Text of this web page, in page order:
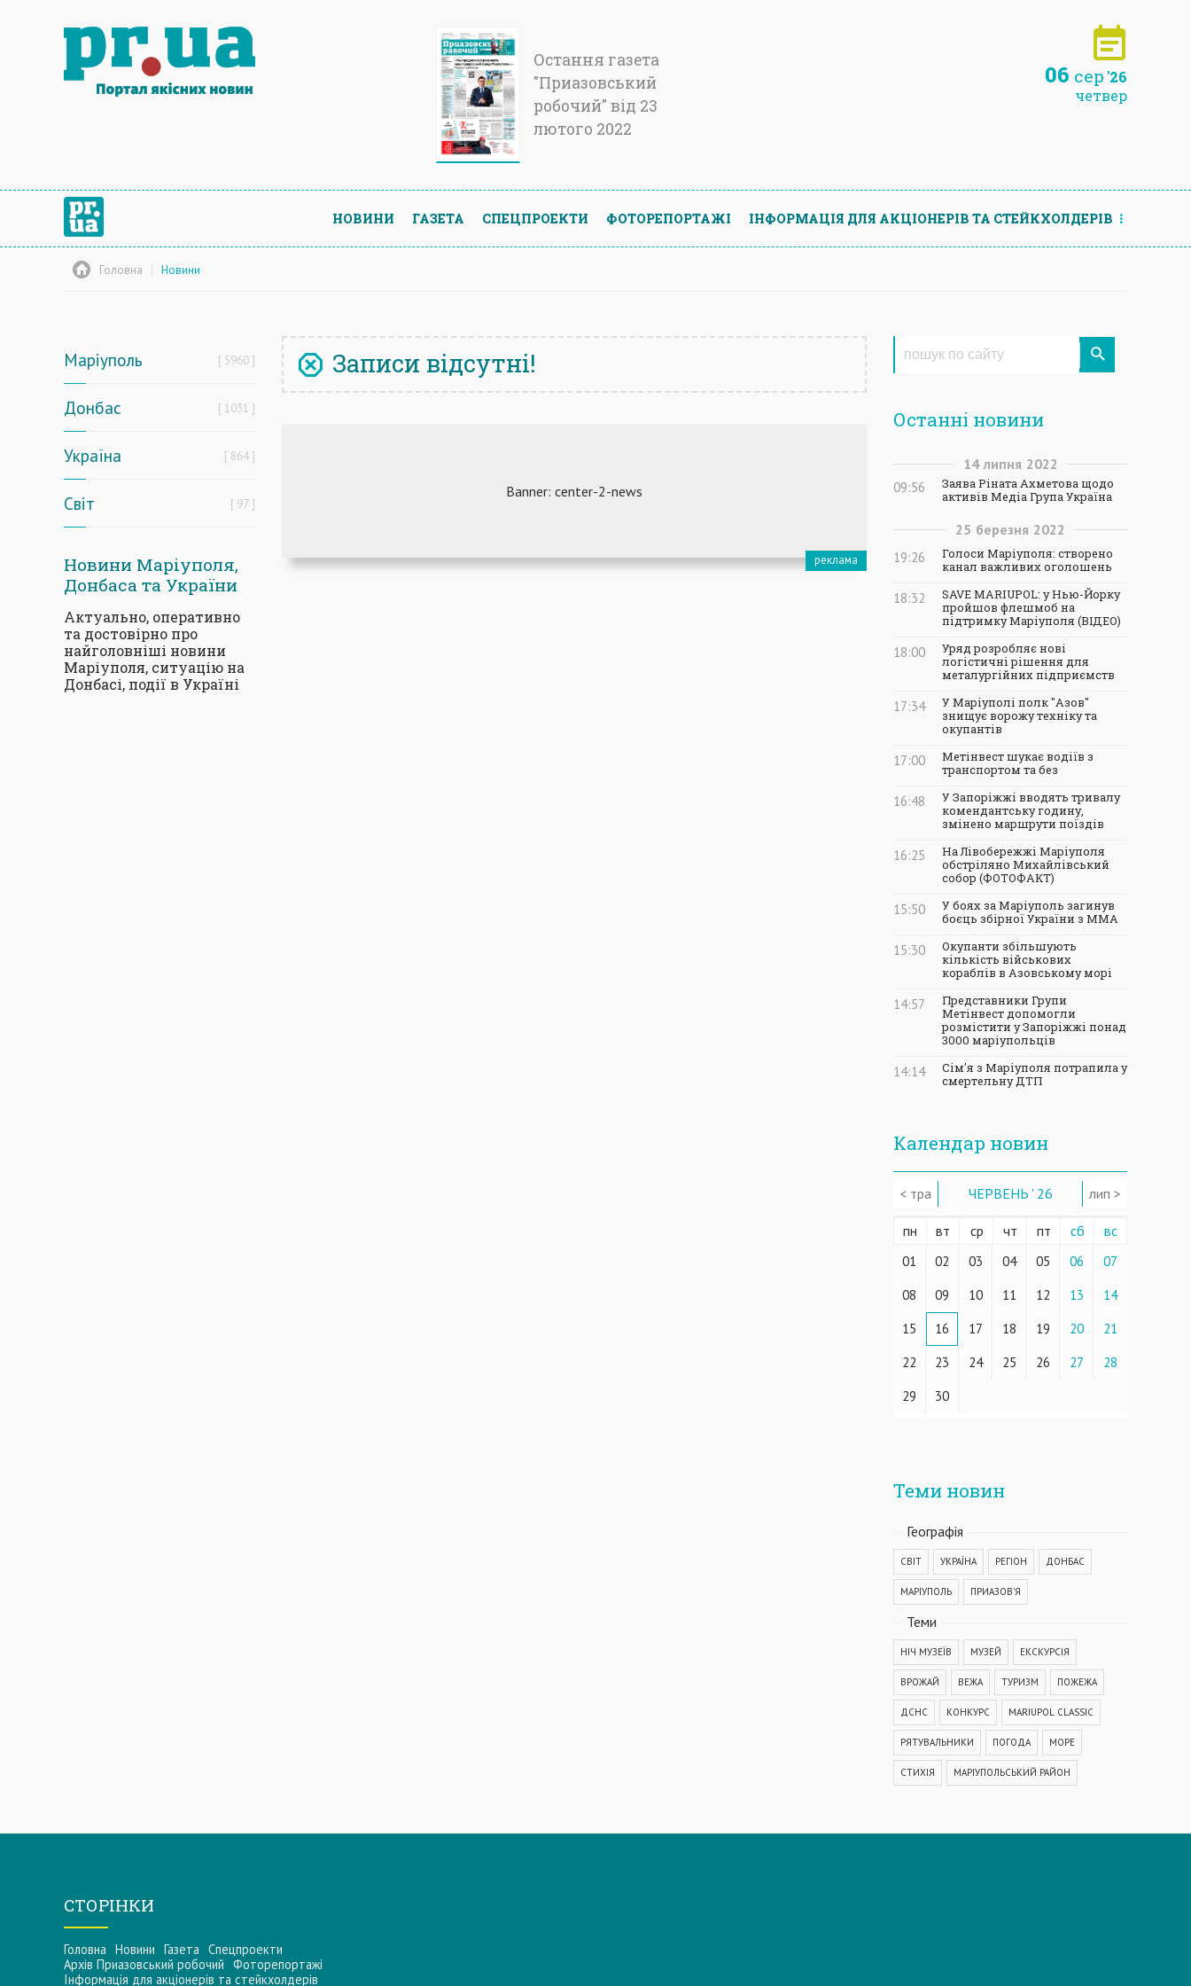
Остання газета
"Приазовський
робочий" від 23
лютого 2022
06 сер '26
четвер
НОВИНИ ГАЗЕТА СПЕЦПРОЕКТИ ФОТОРЕПОРТАЖІ ІНФОРМАЦIЯ ДЛЯ АКЦIОНЕРIВ ТА СТЕЙКХОЛДЕРIВ
Головна Новини
Маріуполь 5960
Донбас 1031
Україна 864
Світ 97
Новини Маріуполя,
Донбаса та України
Актуально, оперативно
та достовірно про
найголовніші новини
Маріуполя, ситуацію на
Донбасі, події в Україні
Записи відсутні!
Останні новини
14 липня 2022
09:56
Заява Ріната Ахметова щодо
активів Медіа Група Україна
25 березня 2022
19:26
Голоси Маріуполя: створено
канал важливих оголошень
18:32
SAVE MARIUPOL: у Нью-Йорку
пройшов флешмоб на
підтримку Маріуполя (ВІДЕО)
18:00
Уряд розробляє нові
логістичні рішення для
металургійних підприємств
17:34
У Маріуполі полк "Азов"
знищує ворожу техніку та
окупантів
17:00
Метінвест шукає водіїв з
транспортом та без
16:48
У Запоріжжі вводять тривалу
комендантську годину,
змінено маршрути поїздів
16:25
На Лівобережжі Маріуполя
обстріляно Михайлівський
собор (ФОТОФАКТ)
15:50
У боях за Маріуполь загинув
боєць збірної України з ММА
15:30
Окупанти збільшують
кількість військових
кораблів в Азовському морі
14:57
Представники Групи
Метінвест допомогли
розмістити у Запоріжжі понад
3000 маріупольців
14:14
Сім'я з Маріуполя потрапила у
смертельну ДТП
Календар новин
< тра ЧЕРВЕНЬ ' 26 лип >
пн вт ср чт пт сб вс
01 02 03 04 05 06
07
08
09 10 11 12 13
14
15
16 17 18 19 20
21
22
23 24 25 26 27
28
29
30
Теми новин
Географiя
СВІТ УКРАЇНА РЕГІОН ДОНБАС
МАРІУПОЛЬ ПРИАЗОВ'Я
Теми
НІЧ МУЗЕЇВ МУЗЕЙ ЕКСКУРСІЯ
ВРОЖАЙ ВЕЖА ТУРИЗМ ПОЖЕЖА
ДСНС КОНКУРС MARIUPOL CLASSIC
РЯТУВАЛЬНИКИ ПОГОДА МОРЕ
СТИХІЯ МАРІУПОЛЬСЬКИЙ РАЙОН
ПОЛІЦІЯ ПОДІЯ АВАРІЯ МЕДИЦИНА
СТОРІНКИ
Головна Новини Газета Спецпроекти
Архів Приазовський робочий Фоторепортажі
Інформацiя для акцiонерiв та стейкхолдерiв